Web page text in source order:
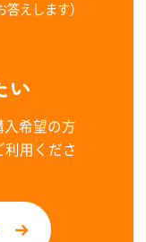
えします）
い
希望の方
用くださ